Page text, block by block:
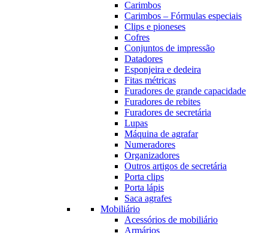
Carimbos
Carimbos – Fórmulas especiais
Clips e pioneses
Cofres
Conjuntos de impressão
Datadores
Esponjeira e dedeira
Fitas métricas
Furadores de grande capacidade
Furadores de rebites
Furadores de secretária
Lupas
Máquina de agrafar
Numeradores
Organizadores
Outros artigos de secretária
Porta clips
Porta lápis
Saca agrafes
Mobiliário
Acessórios de mobiliário
Armários